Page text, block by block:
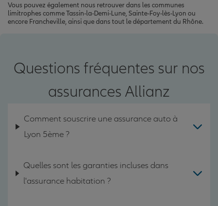
Vous pouvez également nous retrouver dans les communes
limitrophes comme Tassin-la-Demi-Lune, Sainte-Foy-lès-Lyon ou
encore Francheville, ainsi que dans tout le département du Rhône.
Questions fréquentes sur nos
assurances Allianz
Comment souscrire une assurance auto à
Lyon 5ème ?
Quelles sont les garanties incluses dans
l'assurance habitation ?